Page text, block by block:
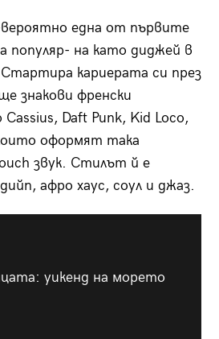
вероятно една от първите
популяр- на като диджей в
кариерата си през
знакови френски
Daft Punk, Kid Loco,
оформят така
звук. Стилът й е
афро хаус, соул и джаз.
уикенд на морето